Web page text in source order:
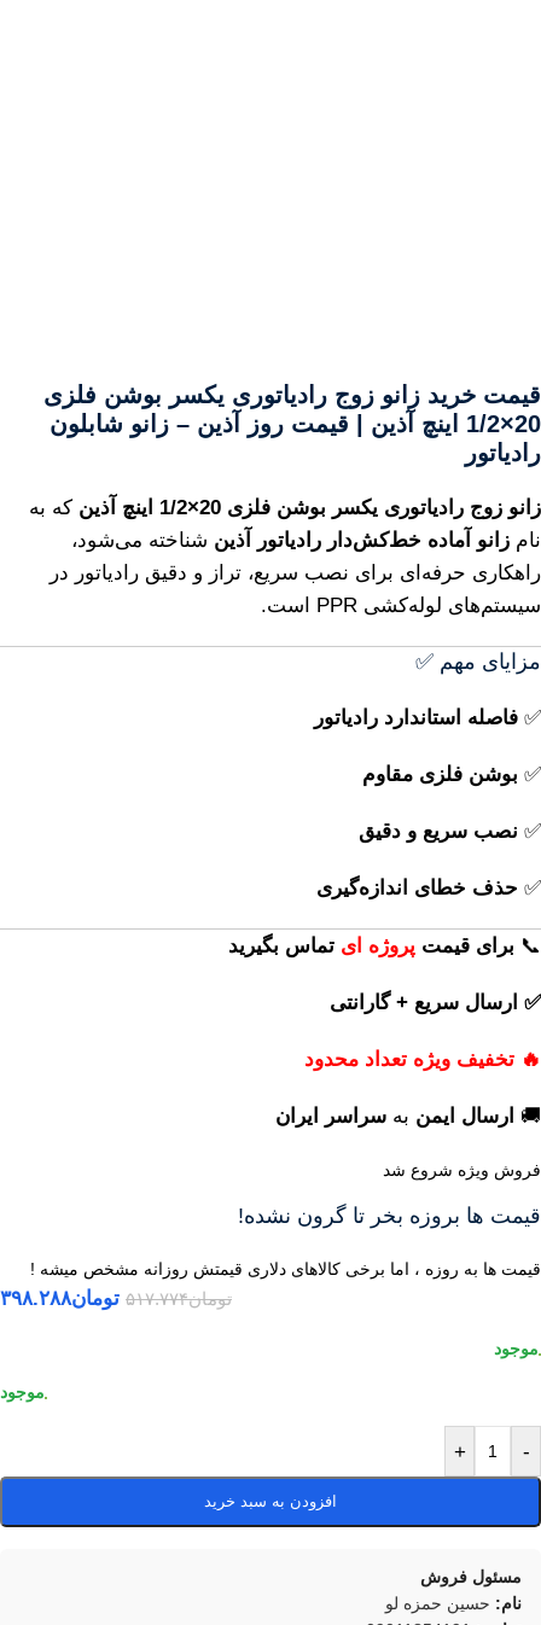
قیمت خرید زانو زوج رادیاتوری یکسر بوشن فلزی
20×1/2 اینچ آذین | قیمت روز آذین – زانو شابلون
رادیاتور
زانو زوج رادیاتوری یکسر بوشن فلزی 20×1/2 اینچ آذین
که به
نام زانو آماده خط‌کش‌دار رادیاتور آذین شناخته می‌شود،
راهکاری حرفه‌ای برای نصب سریع، تراز و دقیق رادیاتور در
سیستم‌های لوله‌کشی PPR است.
مزایای مهم ✅
✅ فاصله استاندارد رادیاتور
✅ بوشن فلزی مقاوم
✅ نصب سریع و دقیق
✅ حذف خطای اندازه‌گیری
📞 برای قیمت پروژه ای تماس بگیرید
✅ ارسال سریع + گارانتی
🔥 تخفیف ویژه تعداد محدود
🚚 ارسال ایمن به سراسر ایران
فروش ویژه شروع شد
قیمت ها بروزه بخر تا گرون نشده!
قیمت ها به روزه ، اما برخی کالاهای دلاری قیمتش روزانه مشخص میشه !
تومان۵۱۷.۷۷۴ تومان۳۹۸.۲۸۸
-
+
افزودن به سبد خرید
مسئول فروش
نام: حسین حمزه لو